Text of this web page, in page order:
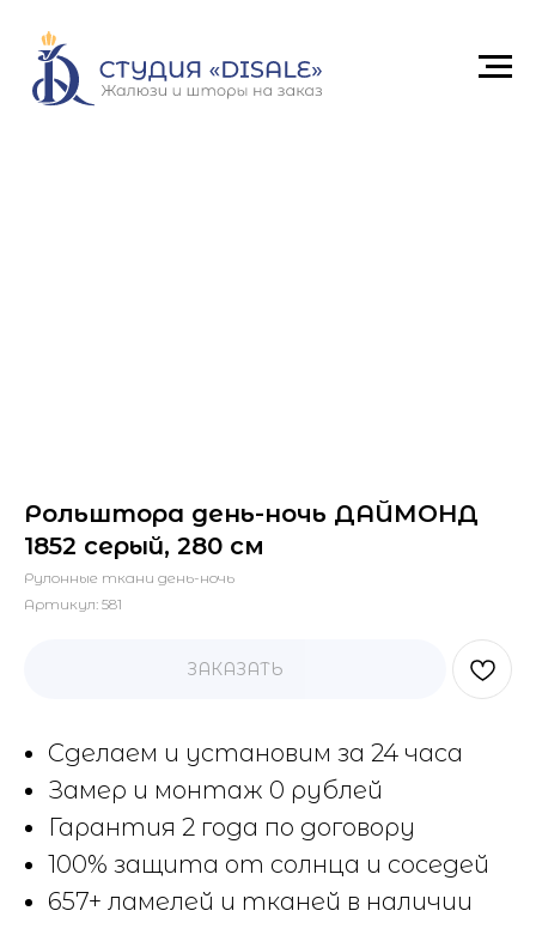
Рольштора день-ночь ДАЙМОНД
1852 серый, 280 см
Рулонные ткани день-ночь
Артикул: 581
ЗАКАЗАТЬ
Сделаем и установим за 24 часа
Замер и монтаж 0 рублей
Гарантия 2 года по договору
100% защита от солнца и соседей
657+ ламелей и тканей в наличии